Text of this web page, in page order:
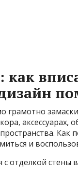
как
грамотно
Как
и
отделкой стены